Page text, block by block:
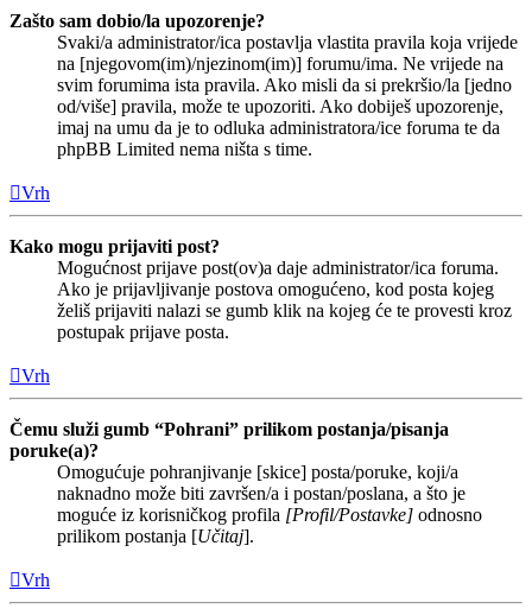
Zašto sam dobio/la upozorenje?
Svaki/a administrator/ica postavlja vlastita pravila koja vrijede
na [njegovom(im)/njezinom(im)] forumu/ima. Ne vrijede na
svim forumima ista pravila. Ako misli da si prekršio/la [jedno
od/više] pravila, može te upozoriti. Ako dobiješ upozorenje,
imaj na umu da je to odluka administratora/ice foruma te da
phpBB Limited nema ništa s time.
Vrh
Kako mogu prijaviti post?
Mogućnost prijave post(ov)a daje administrator/ica foruma.
Ako je prijavljivanje postova omogućeno, kod posta kojeg
želiš prijaviti nalazi se gumb klik na kojeg će te provesti kroz
postupak prijave posta.
Vrh
Čemu služi gumb “Pohrani” prilikom postanja/pisanja
poruke(a)?
Omogućuje pohranjivanje [skice] posta/poruke, koji/a
naknadno može biti završen/a i postan/poslana, a što je
moguće iz korisničkog profila [Profil/Postavke] odnosno
prilikom postanja [Učitaj].
Vrh